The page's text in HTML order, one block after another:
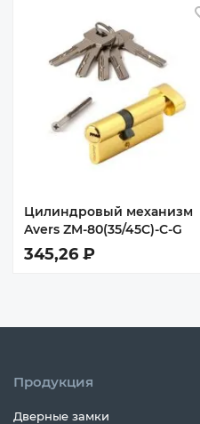
Цилиндровый механизм
Avers ZM-80(35/45C)-C-G
345,26 ₽
Продукция
Дверные замки